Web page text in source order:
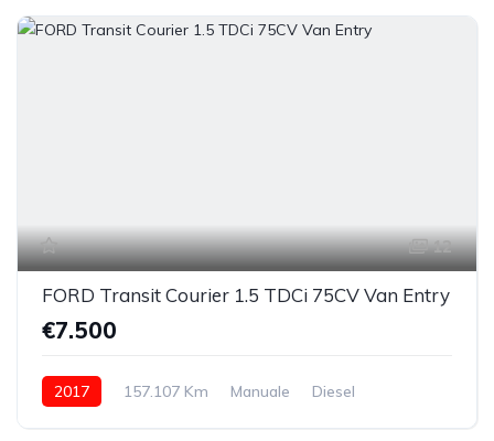
12
FORD Transit Courier 1.5 TDCi 75CV Van Entry
€7.500
2017 157.107 Km Manuale
Diesel